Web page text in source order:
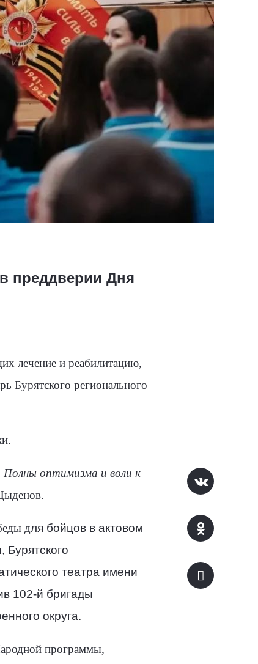
преддверии Дня
лечение и реабилитацию,
Бурятского регионального
оптимизма и воли к
для бойцов в актовом
Бурятского
театра имени
102-й бригады
округа.
программы,